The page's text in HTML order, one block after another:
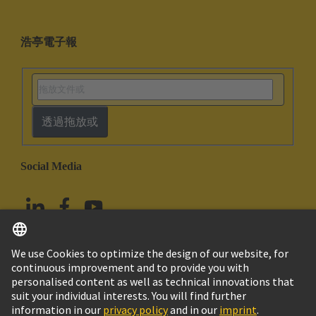
浩亭電子報
透過拖放或
Social Media
台灣 繁体中文